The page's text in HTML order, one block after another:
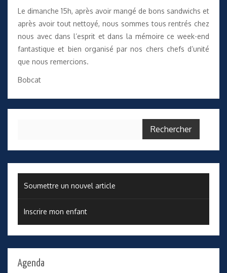
Le dimanche 15h, après avoir mangé de bons sandwichs et
après avoir tout nettoyé, nous sommes tous rentrés chez
nous avec dans l’esprit et dans la mémoire ce week-end
fantastique et bien organisé par nos chers chefs d’unité
que nous remercions.
Bobcat
Soumettre un nouvel article
Inscrire mon enfant
Agenda